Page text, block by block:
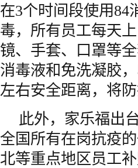
在3个时间段使用84
毒，所有员工每天
镜、手套、口罩等
消毒液和免洗凝胶
左右安全距离，将
此外，家乐福出
全国所有在岗抗疫
北等重点地区员工